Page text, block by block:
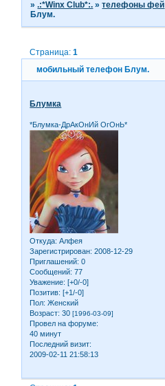
».:*Winx Club*:. »телефоны фей
Блум.
мобильный телефон Блум.
Страница:1
Блумка
*Блумка-ДрАкОнИй ОгОнЬ*
Откуда: Алфея
Зарегистрирован: 2008-12-29
Приглашений: 0
Сообщений: 77
Уважение: [+0/-0]
Позитив: [+1/-0]
Пол: Женский
Возраст: 30[1996-03-09]
Провел на форуме:
40 минут
Последний визит:
2009-02-11 21:58:13